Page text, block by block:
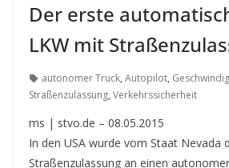
Der erste
LKW mit
autonomer Truck, Autopilot,
Straßenzulassung, Verkehrssicherheit
ms | stvo.de – 08.05.2015
In den USA wurde vom Staat Nevada
Straßenzulassung an einen